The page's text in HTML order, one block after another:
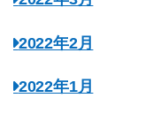
2022年2月
2022年1月